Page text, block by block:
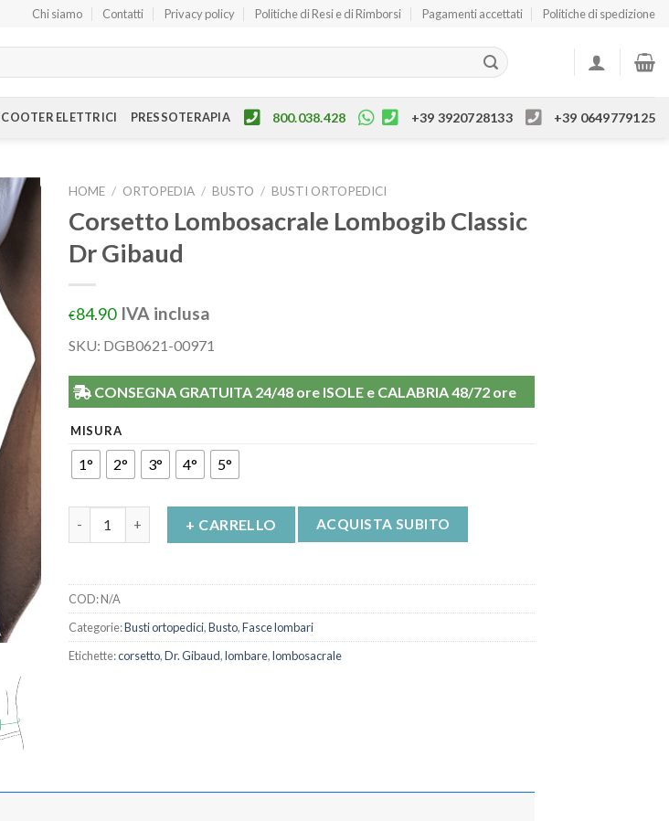
Chi siamo Contatti Privacy policy Politiche di Resi e di Rimborsi Pagamenti accettati Politiche di spedizione
ELETTRICI PRESSOTERAPIA 800.038.428 +39 3920728133 +39 0649779125
HOME / ORTOPEDIA / BUSTO / BUSTI ORTOPEDICI
Corsetto Lombosacrale Lombogib Classic
Dr Gibaud
€84.90 IVA inclusa
SKU: DGB0621-00971
CONSEGNA GRATUITA 24/48 ore ISOLE e CALABRIA 48/72 ore
MISURA
1° 2° 3° 4° 5°
Corsetto Lombosacrale Lombogib Classic Dr Gibaud quantità
+ CARRELLO ACQUISTA SUBITO
COD:N/A
Categorie:Busti ortopedici,Busto,Fasce lombari
Etichette:corsetto,Dr. Gibaud,lombare,lombosacrale